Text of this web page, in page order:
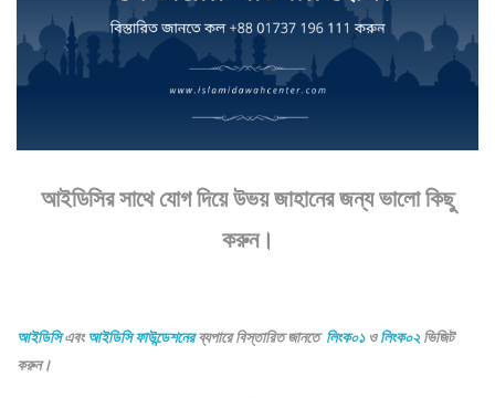
আইডিসির সাথে যোগ দিয়ে উভয় জাহানের জন্য ভালো কিছু
করুন।
আইডিসিএবংআইডিসি ফাউন্ডেশনেরব্যপারে বিস্তারিত জানতে লিংক০১ওলিংক০২ ভিজিট
করুন।